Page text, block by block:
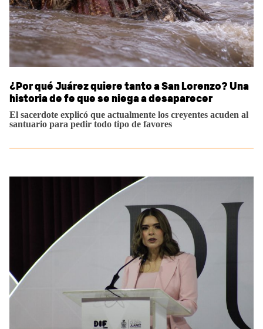
¿Por qué Juárez quiere tanto a San Lorenzo? Una
historia de fe que se niega a desaparecer
El sacerdote explicó que actualmente los creyentes acuden al
santuario para pedir todo tipo de favores